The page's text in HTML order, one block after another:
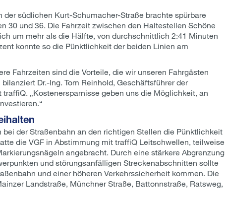
der südlichen Kurt-Schumacher-Straße brachte spürbare
30 und 36. Die Fahrzeit zwischen den Haltestellen Schöne
um mehr als die Hälfte, von durchschnittlich 2:41 Minuten
konnte so die Pünktlichkeit der beiden Linien am
Fahrzeiten sind die Vorteile, die wir unseren Fahrgästen
Dr.-Ing. Tom Reinhold, Geschäftsführer der
„Kostenersparnisse geben uns die Möglichkeit, an
der Straßenbahn an den richtigen Stellen die Pünktlichkeit
die VGF in Abstimmung mit traffiQ Leitschwellen, teilweise
angebracht. Durch eine stärkere Abgrenzung
und störungsanfälligen Streckenabschnitten sollte
und einer höheren Verkehrssicherheit kommen. Die
Landstraße, Münchner Straße, Battonnstraße, Ratsweg,